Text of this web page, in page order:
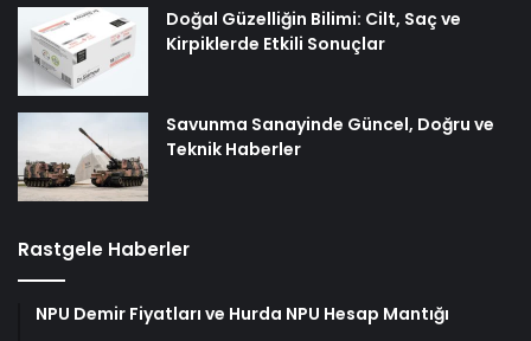
Doğal Güzelliğin Bilimi: Cilt, Saç ve
Kirpiklerde Etkili Sonuçlar
Savunma Sanayinde Güncel, Doğru ve
Teknik Haberler
Rastgele Haberler
NPU Demir Fiyatları ve Hurda NPU Hesap Mantığı